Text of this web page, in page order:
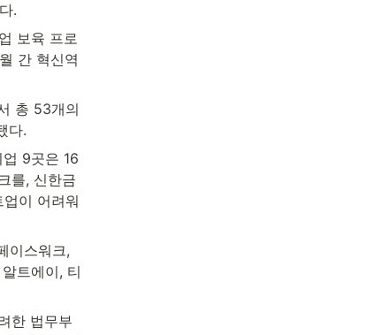
.
보육 프로
간 혁신역
총 53개의
다.
9곳은 16
를, 신한금
이 어려워
이스워크,
트에이, 티
한 법무부